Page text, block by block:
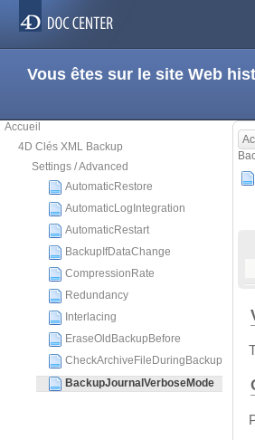
Vous êtes sur le site Web
Accueil
4D Clés XML Backup
Settings / Advanced
AutomaticRestore
AutomaticLogIntegration
AutomaticRestart
BackupIfDataChange
CompressionRate
Redundancy
Interlacing
EraseOldBackupBefore
CheckArchiveFileDuringBackup
BackupJournalVerboseMode